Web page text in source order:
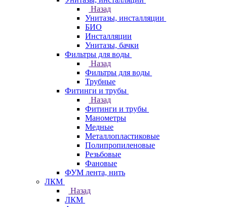
Назад
Унитазы, инсталляции
БИО
Инсталляции
Унитазы, бачки
Фильтры для воды
Назад
Фильтры для воды
Трубные
Фитинги и трубы
Назад
Фитинги и трубы
Манометры
Медные
Металлопластиковые
Полипропиленовые
Резьбовые
Фановые
ФУМ лента, нить
ЛКМ
Назад
ЛКМ